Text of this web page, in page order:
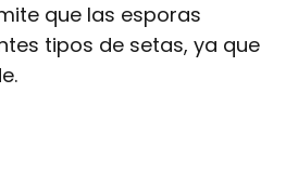
que las esporas
tipos de setas, ya que